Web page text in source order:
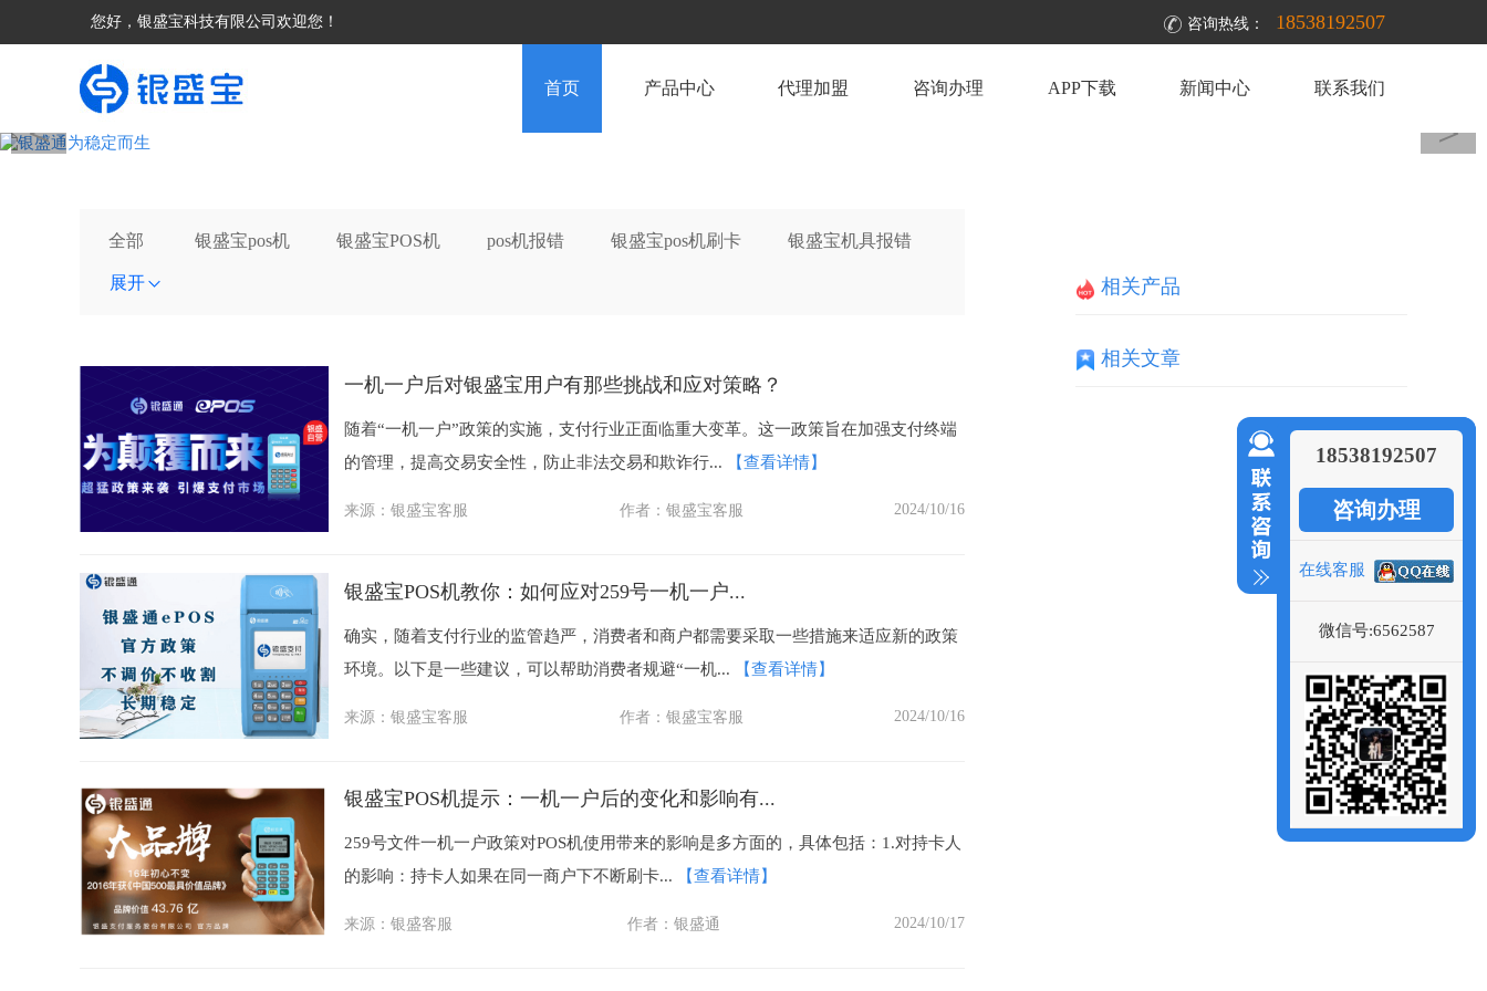
您好，银盛宝科技有限公司欢迎您！ 咨询热线： 18538192507
首页 产品中心 代理加盟 咨询办理 APP下载 新闻中心 联系我们
＜ ＞
全部 银盛宝pos机 银盛宝POS机 pos机报错 银盛宝pos机刷卡 银盛宝机具报错
展开
一机一户后对银盛宝用户有那些挑战和应对策略？
随着“一机一户”政策的实施，支付行业正面临重大变革。这一政策旨在加强支付终端
的管理，提高交易安全性，防止非法交易和欺诈行...
【查看详情】
来源：银盛宝客服 作者： 银盛宝客服 2024/10/16
银盛宝POS机教你：如何应对259号一机一户...
确实，随着支付行业的监管趋严，消费者和商户都需要采取一些措施来适应新的政策
环境。以下是一些建议，可以帮助消费者规避“一机...
【查看详情】
来源：银盛宝客服 作者： 银盛宝客服 2024/10/16
银盛宝POS机提示：一机一户后的变化和影响有...
259号文件一机一户政策对POS机使用带来的影响是多方面的，具体包括：1.对持卡人
的影响：持卡人如果在同一商户下不断刷卡...
【查看详情】
来源：银盛客服 作者： 银盛通 2024/10/17
相关产品
相关文章
18538192507
咨询办理
在线客服
微信号:6562587